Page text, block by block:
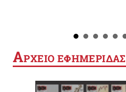
ΑΡΧΕΙΟ ΕΦΗΜΕΡΙΔΑΣ